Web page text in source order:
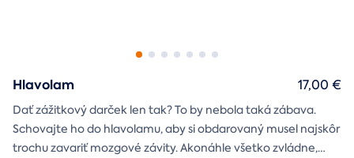
Hlavolam
Dať zážitkový darček len tak? To by nebola taká zábava.
Schovajte ho do hlavolamu, aby si obdarovaný musel najskôr
trochu zavariť mozgové závity. Akonáhle všetko zvládne,
17,00 €